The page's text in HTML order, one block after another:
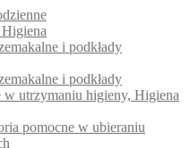
i podkłady
i podkłady
w utrzymaniu higieny, Higiena
pomocne w ubieraniu